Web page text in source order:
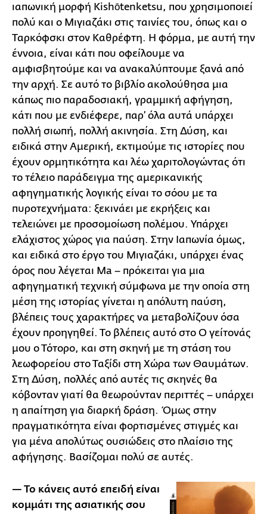
ιαπωνική μορφή Kishōtenketsu, που χρησιμοποιεί
πολύ και ο Μιγιαζάκι στις ταινίες του, όπως και ο
Ταρκόφσκι στον Καθρέφτη. Η φόρμα, με αυτή την
έννοια, είναι κάτι που οφείλουμε να
αμφισβητούμε και να ανακαλύπτουμε ξανά από
την αρχή. Σε αυτό το βιβλίο ακολούθησα μια
κάπως πιο παραδοσιακή, γραμμική αφήγηση,
κάτι που με ενδιέφερε, παρ’ όλα αυτά υπάρχει
πολλή σιωπή, πολλή ακινησία. Στη Δύση, και
ειδικά στην Αμερική, εκτιμούμε τις ιστορίες που
έχουν ορμητικότητα και λέω χαριτολογώντας ότι
το τέλειο παράδειγμα της αμερικανικής
αφηγηματικής λογικής είναι το σόου με τα
πυροτεχνήματα: ξεκινάει με εκρήξεις και
τελειώνει με προσομοίωση πολέμου. Υπάρχει
ελάχιστος χώρος για παύση. Στην Ιαπωνία όμως,
και ειδικά στο έργο του Μιγιαζάκι, υπάρχει ένας
όρος που λέγεται Ma – πρόκειται για μια
αφηγηματική τεχνική σύμφωνα με την οποία στη
μέση της ιστορίας γίνεται η απόλυτη παύση,
βλέπεις τους χαρακτήρες να μεταβολίζουν όσα
έχουν προηγηθεί. Το βλέπεις αυτό στο Ο γείτονάς
μου ο Τότορο, και στη σκηνή με τη στάση του
λεωφορείου στο Ταξίδι στη Χώρα των Θαυμάτων.
Στη Δύση, πολλές από αυτές τις σκηνές θα
κόβονταν γιατί θα θεωρούνταν περιττές – υπάρχει
η απαίτηση για διαρκή δράση. Όμως στην
πραγματικότητα είναι φορτισμένες στιγμές και
για μένα απολύτως ουσιώδεις στο πλαίσιο της
αφήγησης. Βασίζομαι πολύ σε αυτές.
— Το κάνεις αυτό επειδή είναι
κομμάτι της ασιατικής σου